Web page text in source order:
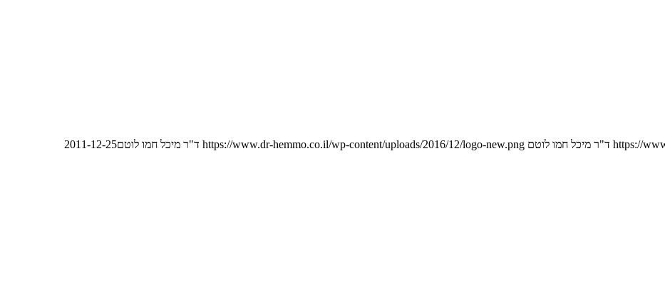
https:// ד"ר מיכל חמו לוטם https://www.dr-hemmo.co.il/wp-content/uploads/2016/12/logo-new.png ד"ר מיכל חמו לוטם2011-12-25